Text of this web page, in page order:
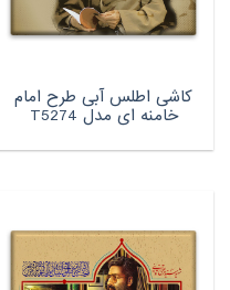
کاشی اطلس آبی طرح امام
خامنه ای مدل T5274